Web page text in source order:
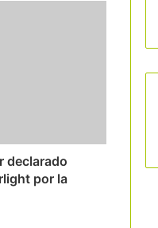
declarado
por la